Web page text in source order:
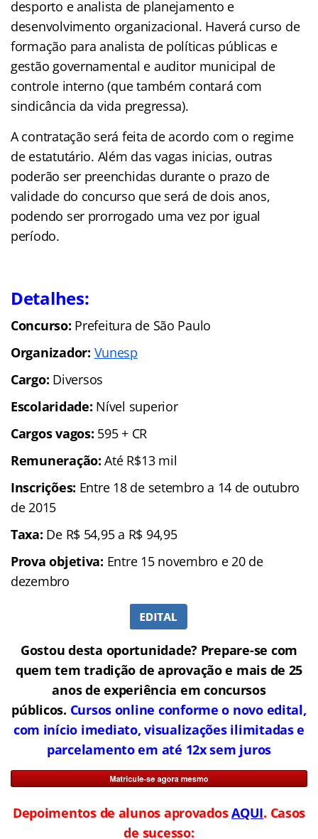
desporto e analista de planejamento e
desenvolvimento organizacional. Haverá curso de
formação para analista de políticas públicas e
gestão governamental e auditor municipal de
controle interno (que também contará com
sindicância da vida pregressa).
A contratação será feita de acordo com o regime
de estatutário. Além das vagas inicias, outras
poderão ser preenchidas durante o prazo de
validade do concurso que será de dois anos,
podendo ser prorrogado uma vez por igual
período.
Detalhes:
Concurso: Prefeitura de São Paulo
Organizador: Vunesp
Cargo: Diversos
Escolaridade: Nível superior
Cargos vagos: 595 + CR
Remuneração: Até R$13 mil
Inscrições: Entre 18 de setembro a 14 de outubro
de 2015
Taxa: De R$ 54,95 a R$ 94,95
Prova objetiva: Entre 15 novembro e 20 de
dezembro
Gostou desta oportunidade? Prepare-se com
quem tem tradição de aprovação e mais de 25
anos de experiência em concursos
públicos. Cursos online conforme o novo edital,
com início imediato, visualizações ilimitadas e
parcelamento em até 12x sem juros
Depoimentos de alunos aprovadosAQUI. Casos
de sucesso: